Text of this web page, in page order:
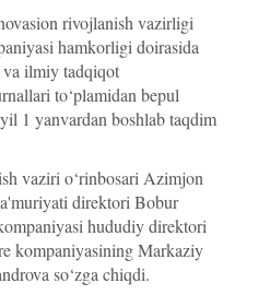
rivojlanish vazirligi
hamkorligi doirasida
ilmiy tadqiqot
to‘plamidan bepul
1 yanvardan boshlab taqdim
vaziri o‘rinbosari Azimjon
direktori Bobur
hududiy direktori
kompaniyasining Markaziy
so‘zga chiqdi.